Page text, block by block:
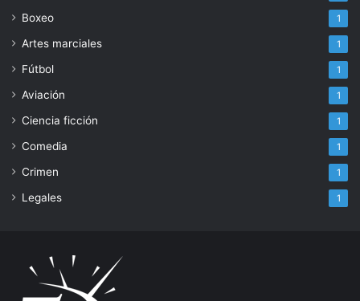
Boxeo 1
Artes marciales 1
Fútbol 1
Aviación 1
Ciencia ficción 1
Comedia 1
Crimen 1
Legales 1